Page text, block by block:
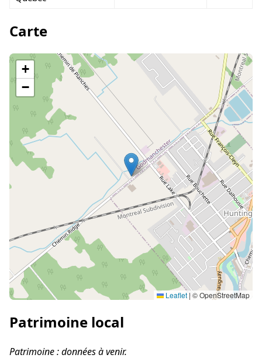
Carte
+
−
Leaflet | © OpenStreetMap
Patrimoine local
Patrimoine : données à venir.